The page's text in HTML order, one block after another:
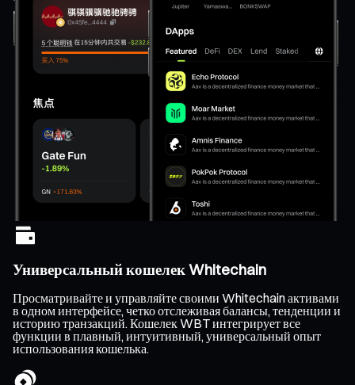
Универсальный кошелек Whitechain
Просматривайте и управляйте своими Whitechain активами
в одном интерфейсе, четко отслеживая балансы, тенденции и
историю транзакций. Кошелек WBT интегрирует все
функции в плавный, интуитивный, универсальный опыт
использования кошелька.